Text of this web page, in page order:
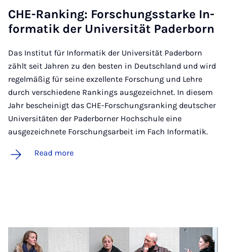
CHE-Rank­ing: Forschungsstarke In­
form­atik der Uni­versität Pader­born
Das Institut für Informatik der Universität Paderborn
zählt seit Jahren zu den besten in Deutschland und wird
regelmäßig für seine exzellente Forschung und Lehre
durch verschiedene Rankings ausgezeichnet. In diesem
Jahr bescheinigt das CHE-Forschungsranking deutscher
Universitäten der Paderborner Hochschule eine
ausgezeichnete Forschungsarbeit im Fach Informatik.
Read more